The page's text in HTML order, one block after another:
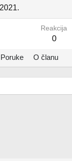
Reakcija
0
Poruke O članu